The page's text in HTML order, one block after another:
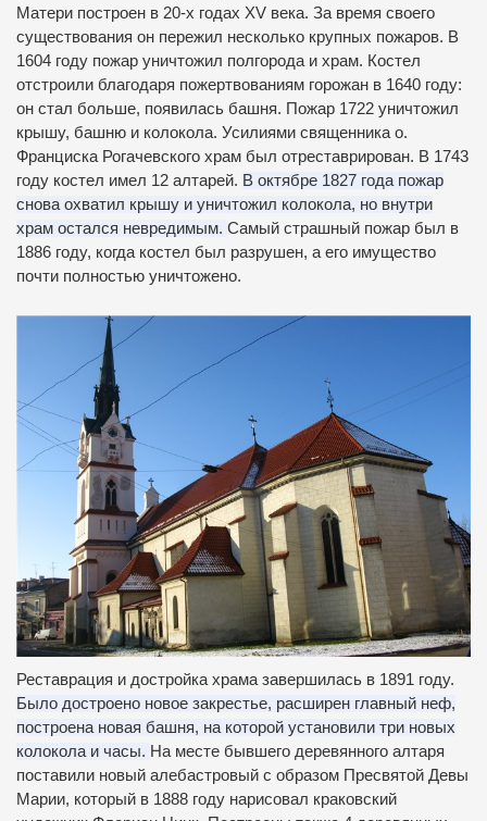
Матери построен в 20-х годах XV века. За время своего
существования он пережил несколько крупных пожаров. В
1604 году пожар уничтожил полгорода и храм. Костел
отстроили благодаря пожертвованиям горожан в 1640 году:
он стал больше, появилась башня. Пожар 1722 уничтожил
крышу, башню и колокола. Усилиями священника о.
Франциска Рогачевского храм был отреставрирован. В 1743
году костел имел 12 алтарей. В октябре 1827 года пожар
снова охватил крышу и уничтожил колокола, но внутри
храм остался невредимым. Самый страшный пожар был в
1886 году, когда костел был разрушен, а его имущество
почти полностью уничтожено.
Реставрация и достройка храма завершилась в 1891 году.
Было достроено новое закрестье, расширен главный неф,
построена новая башня, на которой установили три новых
колокола и часы. На месте бывшего деревянного алтаря
поставили новый алебастровый с образом Пресвятой Девы
Марии, который в 1888 году нарисовал краковский